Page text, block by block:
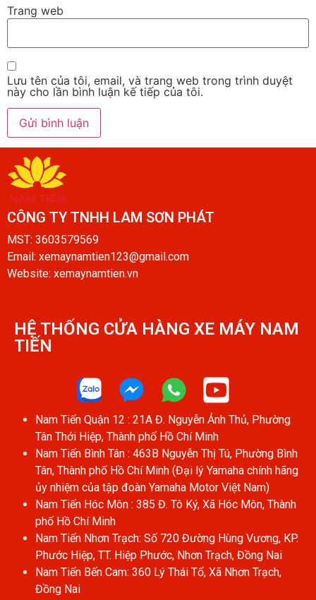
Trang web
Lưu tên của tôi, email, và trang web trong trình duyệt
này cho lần bình luận kế tiếp của tôi.
CÔNG TY TNHH LAM SƠN PHÁT​
MST: 3603579569
Email: xemaynamtien123@gmail.com
Website: xemaynamtien.vn
HỆ THỐNG CỬA HÀNG XE MÁY NAM
TIẾN​
Nam Tiến Quận 12 : 21A Đ. Nguyễn Ảnh Thủ, Phường
Tân Thới Hiệp, Thành phố Hồ Chí Minh
Nam Tiến Bình Tân : 463B Nguyễn Thị Tú, Phường Bình
Tân, Thành phố Hồ Chí Minh (Đại lý Yamaha chính hãng
ủy nhiệm của tập đoàn Yamaha Motor Việt Nam)
Nam Tiến Hóc Môn : 385 Đ. Tô Ký, Xã Hóc Môn, Thành
phố Hồ Chí Minh
Nam Tiến Nhơn Trạch: Số 720 Đường Hùng Vương, KP.
Phước Hiệp, TT. Hiệp Phước, Nhơn Trạch, Đồng Nai
Nam Tiến Bến Cam: 360 Lý Thái Tổ, Xã Nhơn Trạch,
Đồng Nai